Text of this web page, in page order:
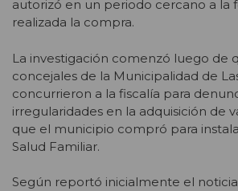
autorizó en un periodo cercano a la
realizada la compra.
La investigación comenzó luego de
concejales de la Municipalidad de
concurrieron a la fiscalía para
irregularidades en la adquisición de
que el municipio compró para
Salud Familiar.
Según reportó inicialmente el